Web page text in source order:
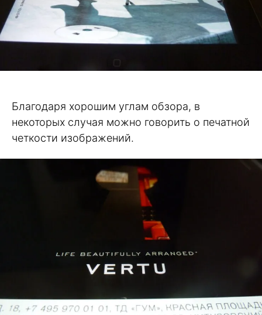
Благодаря хорошим углам обзора, в
некоторых случая можно говорить о печатной
четкости изображений.